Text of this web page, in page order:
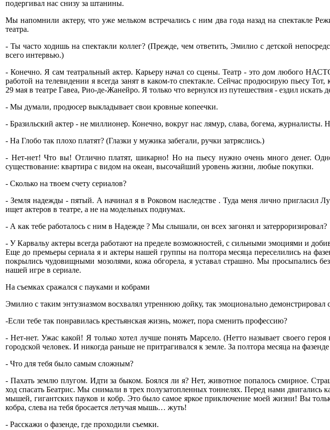
подергивал нас снизу за штанины.
Мы напомнили актеру, что уже мельком встречались с ним два года назад на спектакле
театра.
- Ты часто ходишь на спектакли коллег? (Прежде, чем ответить, Эмилио с детской
всего интервью.)
- Конечно. Я сам театральный актер. Карьеру начал со сцены. Театр - это дом любого
работой на телевидении я всегда занят в каком-то спектакле. Сейчас продюсирую пьесу
29 мая в театре Гавеа, Рио-де-Жанейро. Я только что вернулся из путешествия - ездил искать
- Мы думали, продюсер выкладывает свои кровные копеечки.
- Бразильский актер - не миллионер. Конечно, вокруг нас лямур, слава, богема, журналисты.
- На Глобо так плохо платят? (Глазки у мужика забегали, ручки затряслись.)
- Нет-нет! Что вы! Отлично платят, шикарно! Но на пьесу нужно очень много денег.
существование: квартира с видом на океан, высочайший уровень жизни, любые покупки.
- Сколько на твоем счету сериалов?
- Земля надежды - пятый. А начинал я в Роковом наследстве . Туда меня лично пригласил
ищет актеров в театре, а не на модельных подиумах.
- А как тебе работалось с ним в Надежде ? Мы слышали, он всех загонял и затерроризировал?
- У Карвальу актеры всегда работают на пределе возможностей, с сильными эмоциями и
Еще до премьеры сериала я и актеры нашей группы на полтора месяца переселились на
покрылись чудовищными мозолями, кожа обгорела, я уставал страшно. Мы просыпались
нашей игре в сериале.
На съемках сражался с пауками и кобрами
Эмилио с таким энтузиазмом восхвалял утреннюю дойку, так эмоционально
-Если тебе так понравилась крестьянская жизнь, может, пора сменить профессию?
- Нет-нет. Ужас какой! Я только хотел лучше понять Марсело. (Нетто называет своего
городской человек. И никогда раньше не притрагивался к земле. За полтора месяца на
- Что для тебя было самым сложным?
- Пахать землю плугом. Идти за быком. Боялся ли я? Нет, животное попалось смирное.
ход спасать Беатрис. Мы снимали в трех полузатопленных тоннелях. Перед нами
мышей, гигантских пауков и кобр. Это было самое яркое приключение моей жизни! Вы
кобра, слева на тебя бросается летучая мышь… жуть!
- Расскажи о фазенде, где проходили съемки.